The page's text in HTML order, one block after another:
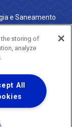
e Saneamento
·
Reservados.
the storing of
analyze
All